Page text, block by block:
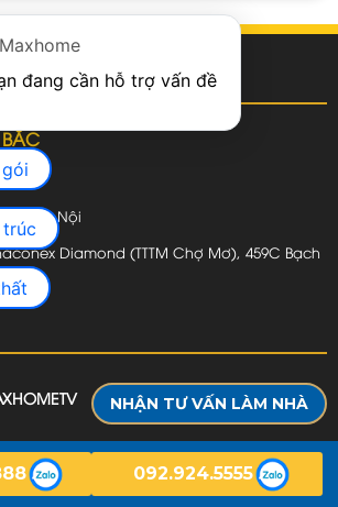
Hà Nội
Diamond (TTTM Chợ Mơ), 459C Bạch
NHẬN TƯ VẤN LÀM NHÀ
092.924.5555
đang cần hỗ trợ vấn đề